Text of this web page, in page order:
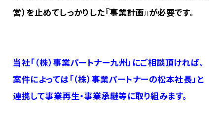
営）を止めてしっかりした『事業計画』が必要です。
当社「（株）事業パートナー九州」にご相談頂ければ、
案件によっては「（株）事業パートナーの松本社長」と
連携して事業再生・事業承継等に取り組みます。